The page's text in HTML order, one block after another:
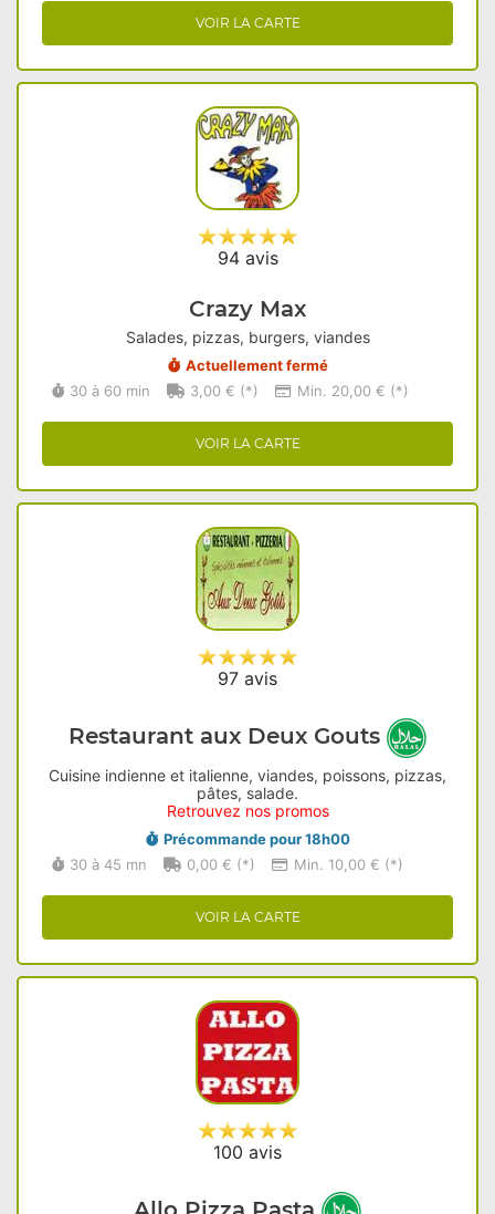
VOIR LA CARTE
94 avis
Crazy Max
Salades, pizzas, burgers, viandes
Actuellement fermé
30 à 60 min
3,00 € (*) Min. 20,00 € (*)
VOIR LA CARTE
97 avis
Restaurant aux Deux Gouts
Cuisine indienne et italienne, viandes, poissons, pizzas,
pâtes, salade.
Retrouvez nos promos
Précommande pour 18h00
30 à 45 mn
0,00 € (*) Min. 10,00 € (*)
VOIR LA CARTE
100 avis